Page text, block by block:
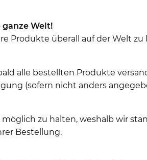
Welt!
Produkte überall auf der Welt zu
alle bestellten Produkte
(sofern nicht anders
zu halten, weshalb wir
Bestellung.